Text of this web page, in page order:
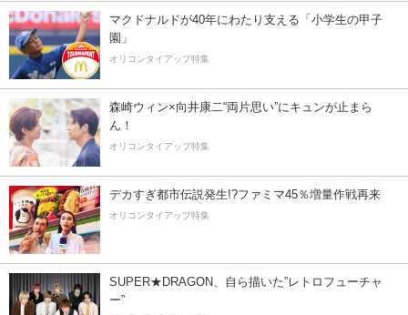
マクドナルドが40年にわたり支える「小学生の甲子
園」
オリコンタイアップ特集
森崎ウィン×向井康二“両片思い”にキュンが止まら
ん！
オリコンタイアップ特集
デカすぎ都市伝説発生!?ファミマ45％増量作戦再来
オリコンタイアップ特集
SUPER★DRAGON、自ら描いた”レトロフューチャ
ー”